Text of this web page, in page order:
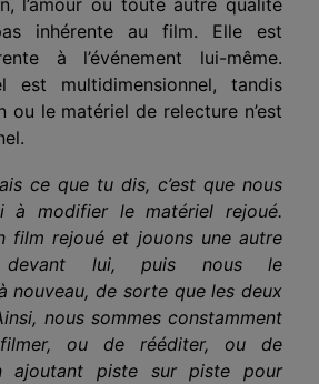
inhérente au film. Elle est
à l’événement lui-même.
est multidimensionnel, tandis
ou le matériel de relecture n’est
ce que tu dis, c’est que nous
à modifier le matériel rejoué.
film rejoué et jouons une autre
devant lui, puis nous le
nouveau, de sorte que les deux
nous sommes constamment
ou de rééditer, ou de
ajoutant piste sur piste pour